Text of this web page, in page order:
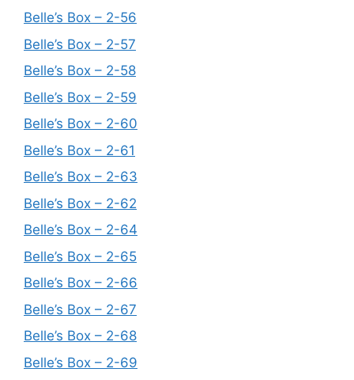
Belle’s Box – 2-56
Belle’s Box – 2-57
Belle’s Box – 2-58
Belle’s Box – 2-59
Belle’s Box – 2-60
Belle’s Box – 2-61
Belle’s Box – 2-63
Belle’s Box – 2-62
Belle’s Box – 2-64
Belle’s Box – 2-65
Belle’s Box – 2-66
Belle’s Box – 2-67
Belle’s Box – 2-68
Belle’s Box – 2-69